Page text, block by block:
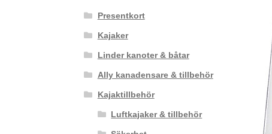
Presentkort
Kajaker
Linder kanoter & båtar
Ally kanadensare & tillbehör
Kajaktillbehör
Luftkajaker & tillbehör